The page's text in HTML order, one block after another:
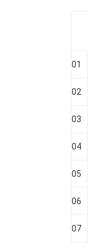
01
02
03
04
05
06
07